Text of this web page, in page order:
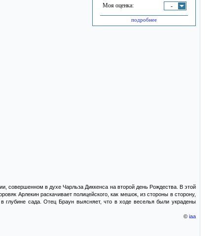
Моя оценка: -
подробнее
совершенном в духе Чарльза Диккенса на второй день Рождества. В этой
Арлекин раскачивает полицейского, как мешок, из стороны в сторону,
глубине сада. Отец Браун выясняет, что в ходе веселья были украдены
© iaa